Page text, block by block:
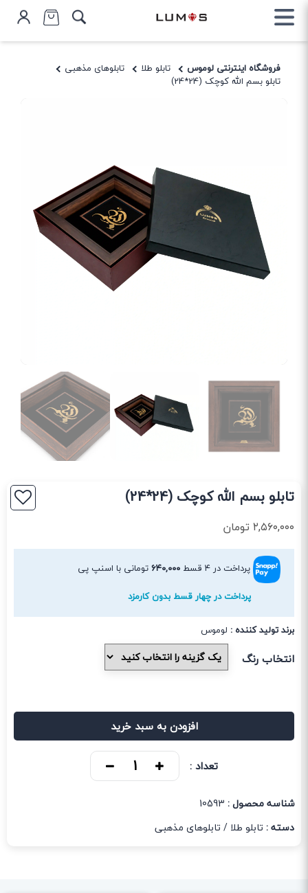
فروشگاه اینترنتی لوموس تابلو طلا
تابلوهای مذهبی
تابلو بسم الله کوچک (24*24)
تابلو بسم الله کوچک (24*24)
۲,۵۶۰,۰۰۰تومان
پرداخت در ۴ قسط ۶۴۰,۰۰۰تومانی با اسنپ پی
پرداخت در چهار قسط بدون کارمزد
برند تولید کننده : لوموس
انتخاب رنگ
افزودن به سبد خرید
تعداد :
شناسه محصول : 10593
دسته : تابلو طلا / تابلوهای مذهبی